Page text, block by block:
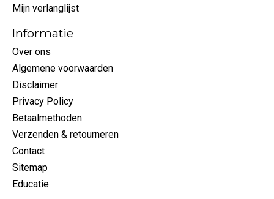
Mijn verlanglijst
Informatie
Over ons
Algemene voorwaarden
Disclaimer
Privacy Policy
Betaalmethoden
Verzenden & retourneren
Contact
Sitemap
Educatie